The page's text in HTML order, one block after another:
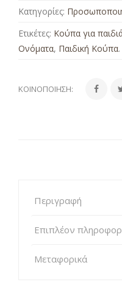
Κατηγορίες:
Ετικέτες: Κούπα για
Ονόματα, Παιδική Κούπα.
ΚΟΙΝΟΠΟΊΗΣΗ:
Περιγραφή
Επιπλέον
Μεταφορικά